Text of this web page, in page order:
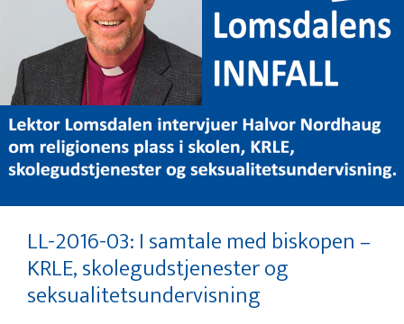
LL-2016-03: I samtale med biskopen –
KRLE, skolegudstjenester og
seksualitetsundervisning